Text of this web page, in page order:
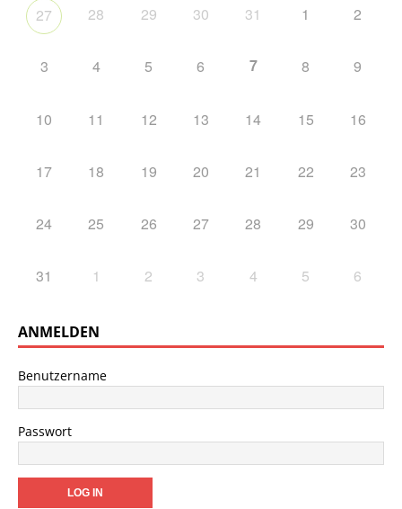
27 28 29 30 31 1 2
3 4 5 6 7 8 9
10 11 12 13 14 15 16
17 18 19 20 21 22 23
24 25 26 27 28 29 30
31 1 2 3 4 5 6
ANMELDEN
Benutzername
Passwort